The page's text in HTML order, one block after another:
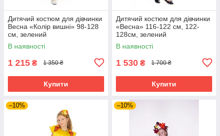
Дитячий костюм для дівчинки
Весна «Колір вишні» 98-128
см, зелений
В наявності
1 215 ₴ 1 350 ₴
Купити
Дитячий костюм для дівчинки
«Весна» 116-122 см, 122-
128см, зелений
В наявності
1 530 ₴ 1 700 ₴
Купити
–10% –10%